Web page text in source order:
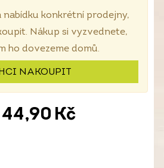
nabídku konkrétní prodejny,
Nákup si vyzvednete,
ho dovezeme domů.
NAKOUPIT
44,90 Kč